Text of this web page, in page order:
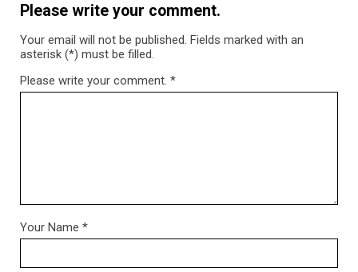
Please write your comment.
Your email will not be published. Fields marked with an
asterisk (*) must be filled.
Please write your comment. *
Your Name *